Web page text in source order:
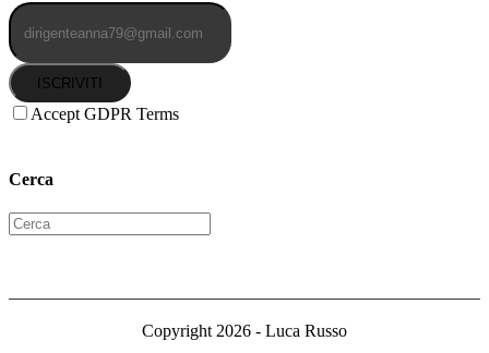
ISCRIVITI
Accept GDPR Terms
Cerca
Copyright 2026 - Luca Russo